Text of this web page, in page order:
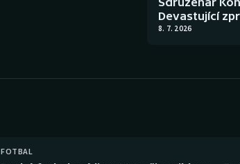
Devastující
8. 7. 2026
FOTBAL